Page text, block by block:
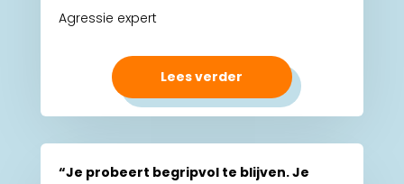
Agressie expert
Lees verder
“Je probeert begripvol te blijven. Je